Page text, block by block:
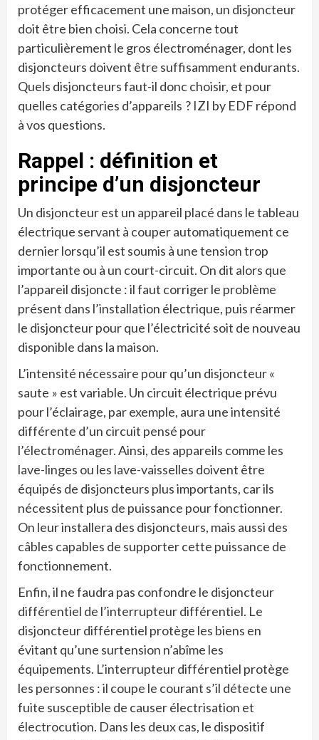
protéger efficacement une maison, un disjoncteur
doit être bien choisi. Cela concerne tout
particulièrement le gros électroménager, dont les
disjoncteurs doivent être suffisamment endurants.
Quels disjoncteurs faut-il donc choisir, et pour
quelles catégories d’appareils ? IZI by EDF répond
à vos questions.
Rappel : définition et
principe d’un disjoncteur
Un disjoncteur est un appareil placé dans le tableau
électrique servant à couper automatiquement ce
dernier lorsqu’il est soumis à une tension trop
importante ou à un court-circuit. On dit alors que
l’appareil disjoncte : il faut corriger le problème
présent dans l’installation électrique, puis réarmer
le disjoncteur pour que l’électricité soit de nouveau
disponible dans la maison.
L’intensité nécessaire pour qu’un disjoncteur «
saute » est variable. Un circuit électrique prévu
pour l’éclairage, par exemple, aura une intensité
différente d’un circuit pensé pour
l’électroménager. Ainsi, des appareils comme les
lave-linges ou les lave-vaisselles doivent être
équipés de disjoncteurs plus importants, car ils
nécessitent plus de puissance pour fonctionner.
On leur installera des disjoncteurs, mais aussi des
câbles capables de supporter cette puissance de
fonctionnement.
Enfin, il ne faudra pas confondre le disjoncteur
différentiel de l’interrupteur différentiel. Le
disjoncteur différentiel protège les biens en
évitant qu’une surtension n’abîme les
équipements. L’interrupteur différentiel protège
les personnes : il coupe le courant s’il détecte une
fuite susceptible de causer électrisation et
électrocution. Dans les deux cas, le dispositif